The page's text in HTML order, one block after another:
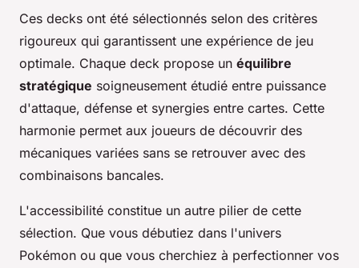
Ces decks ont été sélectionnés selon des critères
rigoureux qui garantissent une expérience de jeu
optimale. Chaque deck propose un équilibre
stratégique soigneusement étudié entre puissance
d'attaque, défense et synergies entre cartes. Cette
harmonie permet aux joueurs de découvrir des
mécaniques variées sans se retrouver avec des
combinaisons bancales.
L'accessibilité constitue un autre pilier de cette
sélection. Que vous débutiez dans l'univers
Pokémon ou que vous cherchiez à perfectionner vos